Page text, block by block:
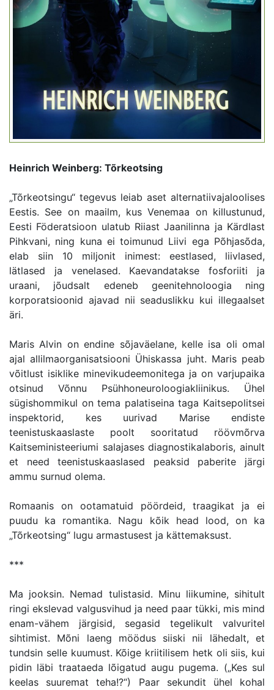
Heinrich Weinberg: Tõrkeotsing
„Tõrkeotsingu“ tegevus leiab aset alternatiivajaloolises
Eestis. See on maailm, kus Venemaa on killustunud,
Eesti Föderatsioon ulatub Riiast Jaanilinna ja Kärdlast
Pihkvani, ning kuna ei toimunud Liivi ega Põhjasõda,
elab siin 10 miljonit inimest: eestlased, liivlased,
lätlased ja venelased. Kaevandatakse fosforiiti ja
uraani, jõudsalt edeneb geenitehnoloogia ning
korporatsioonid ajavad nii seaduslikku kui illegaalset
äri.
Maris Alvin on endine sõjaväelane, kelle isa oli omal
ajal allilmaorganisatsiooni Ühiskassa juht. Maris peab
võitlust isiklike minevikudeemonitega ja on varjupaika
otsinud Võnnu Psühhoneuroloogiakliinikus. Ühel
sügishommikul on tema palatiseina taga Kaitsepolitsei
inspektorid, kes uurivad Marise endiste
teenistuskaaslaste poolt sooritatud röövmõrva
Kaitseministeeriumi salajases diagnostikalaboris, ainult
et need teenistuskaaslased peaksid paberite järgi
ammu surnud olema.
Romaanis on ootamatuid pöördeid, traagikat ja ei
puudu ka romantika. Nagu kõik head lood, on ka
„Tõrkeotsing“ lugu armastusest ja kättemaksust.
***
Ma jooksin. Nemad tulistasid. Minu liikumine, sihitult
ringi ekslevad valgusvihud ja need paar tükki, mis mind
enam-vähem järgisid, segasid tegelikult valvuritel
sihtimist. Mõni laeng möödus siiski nii lähedalt, et
tundsin selle kuumust. Kõige kriitilisem hetk oli siis, kui
pidin läbi traataeda lõigatud augu pugema. („Kes sul
keelas suuremat teha!?“) Paar sekundit ühel kohal